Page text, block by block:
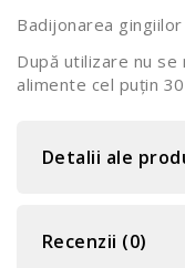
Badijonarea
După utilizare nu se
alimente cel puțin
Detalii ale
Recenzii (0)